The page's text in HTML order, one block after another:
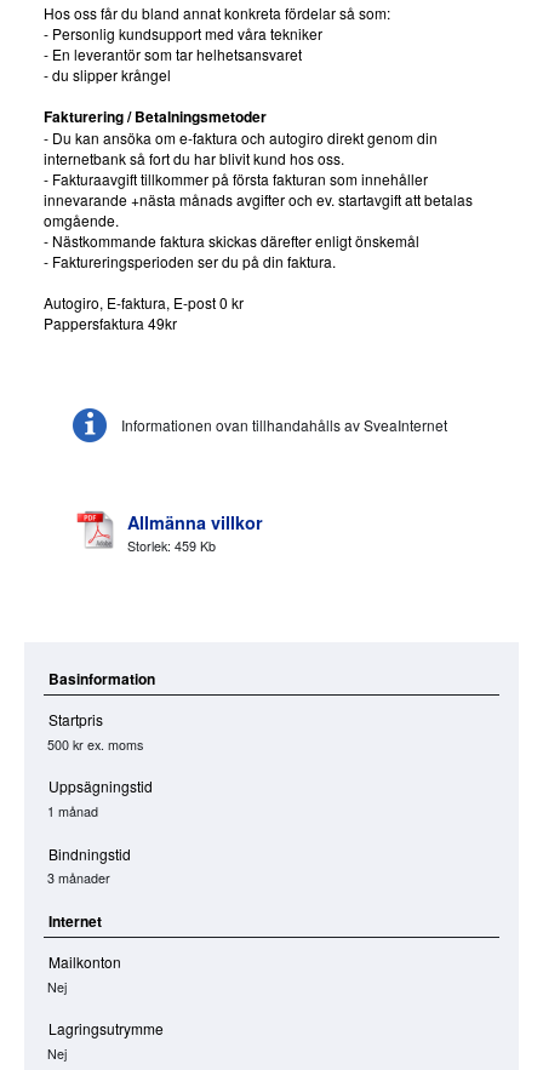
Hos oss får du bland annat konkreta fördelar så som:
- Personlig kundsupport med våra tekniker
- En leverantör som tar helhetsansvaret
- du slipper krångel
Fakturering / Betalningsmetoder
- Du kan ansöka om e-faktura och autogiro direkt genom din
internetbank så fort du har blivit kund hos oss.
- Fakturaavgift tillkommer på första fakturan som innehåller
innevarande +nästa månads avgifter och ev. startavgift att betalas
omgående.
- Nästkommande faktura skickas därefter enligt önskemål
- Faktureringsperioden ser du på din faktura.
Autogiro, E-faktura, E-post 0 kr
Pappersfaktura 49kr
Informationen ovan tillhandahålls av SveaInternet
Allmänna villkor
Storlek: 459 Kb
Basinformation
Startpris
500 krex. moms
Uppsägningstid
1 månad
Bindningstid
3 månader
Internet
Mailkonton
Nej
Lagringsutrymme
Nej